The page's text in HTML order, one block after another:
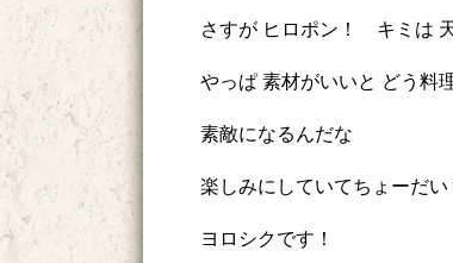
さすが ヒロポン！ キミは
やっぱ 素材がいいと どう料
素敵になるんだな
楽しみにしていてちょーだい
ヨロシクです！